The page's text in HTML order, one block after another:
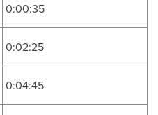
0:00:35
0:02:25
0:04:45